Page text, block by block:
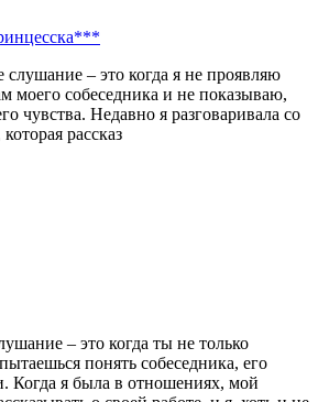
слушание – это когда я не проявляю
моего собеседника и не показываю,
чувства. Недавно я разговаривала со
рассказ
– это когда ты не только
понять собеседника, его
Когда я была в отношениях, мой